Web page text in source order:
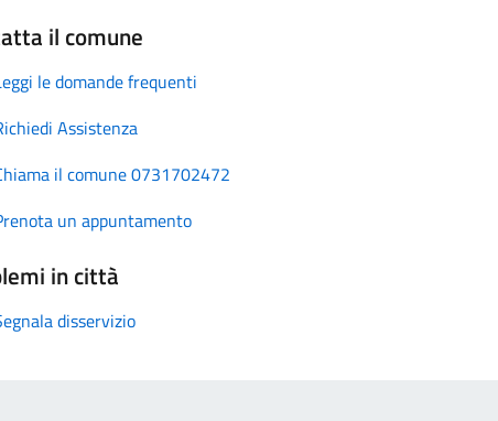
il comune
le domande frequenti
Assistenza
il comune 0731702472
un appuntamento
in città
disservizio